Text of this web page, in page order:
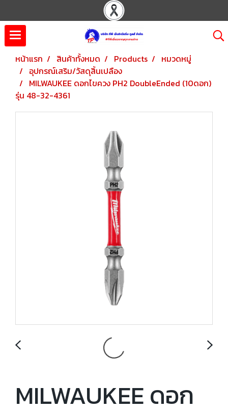
หน้าแรก สินค้าทั้งหมด Products
หมวดหมู่
อุปกรณ์เสริม/วัสดุสิ้นเปลือง
MILWAUKEE ดอกไขควง PH2 DoubleEnded (10ดอก)
รุ่น 48-32-4361
MILWAUKEE ดอก